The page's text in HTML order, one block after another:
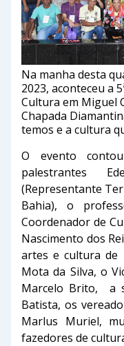
Na manha desta
2023, aconteceu a
Cultura em Miguel
Chapada
temos e a cultura
O evento
palestrantes
(Representante
Bahia), o
Coordenador de
Nascimento dos
artes e cultura de
Mota da Silva, o
Marcelo Brito, a
Batista, os
Marlus Muriel,
fazedores de